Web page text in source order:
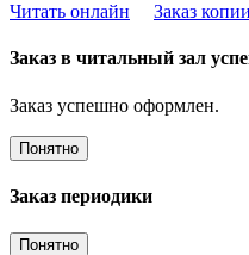
Читать онлайн
Заказ
Заказ в читальный зал
Заказ успешно оформлен.
Понятно
Заказ периодики
Понятно